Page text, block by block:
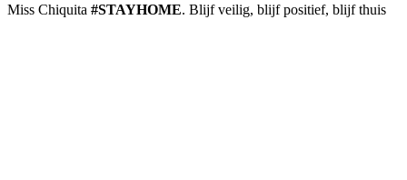
Miss Chiquita #STAYHOME. Blijf veilig, blijf positief, blijf thuis